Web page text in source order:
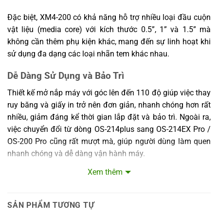
máy in
29 lbs (13 kg)
Nguồn điện
Bộ nguồn chuyển mạch universal tích hợp.
Điện áp đầu vào: 100~240V, 50~60Hz
Pin Không có
Môi trường
hoạt động
Nhiệt độ vận hành: 4°C ~ 40°C
(40°F~104°F), độ ẩm 5% ~ 90% không
ngưng tụ
Nhiệt độ bảo quản: -20°C ~ 50°C
(-4°F~122°F)
Đồng hồ
thời gian
thực
Tiêu chuẩn
Phụ kiện
ngoài
Đặc biệt, XM4-200 có khả năng hỗ trợ nhiều loại đầu cuộn
vật liệu (media core) với kích thước 0.5”, 1” và 1.5” mà
không cần thêm phụ kiện khác, mang đến sự linh hoạt khi
sử dụng đa dạng các loại nhãn tem khác nhau.
Dễ Dàng Sử Dụng và Bảo Trì
Thiết kế mở nắp máy với góc lên đến 110 độ giúp việc thay
ruy băng và giấy in trở nên đơn giản, nhanh chóng hơn rất
nhiều, giảm đáng kể thời gian lắp đặt và bảo trì. Ngoài ra,
việc chuyển đổi từ dòng OS-214plus sang OS-214EX Pro /
OS-200 Pro cũng rất mượt mà, giúp người dùng làm quen
nhanh chóng và dễ dàng vận hành máy.
Bạn có thể tùy chỉnh cách xé nhãn theo nhu cầu, dù là xé
tiện và linh hoạt hơn.
Xem thêm
SẢN PHẨM TƯƠNG TỰ